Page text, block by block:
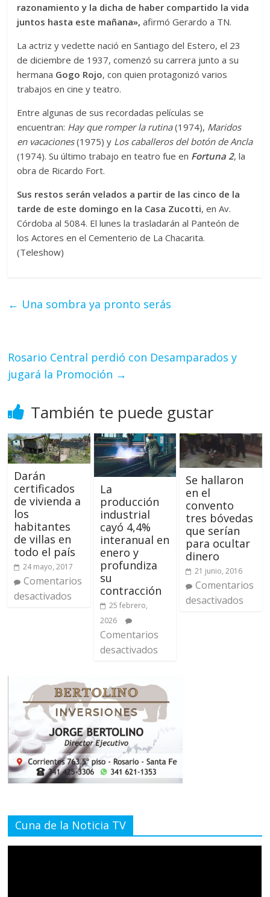
razonamiento y la dicha de haber compartido la vida
juntos hasta este mañana», afirmó Gerardo a TN.
La actriz y vedette nació en Santiago del Estero, el 23
de diciembre de 1937, comenzó su carrera junto a su
hermana Gogo Rojo, con quien protagonizó varios
trabajos en cine y teatro.
Entre algunas de sus recordadas películas se
encuentran: Hay que romper la rutina(1974), Maridos
en vacaciones(1975) y Los caballeros del botón de Ancla
(1974). Su último trabajo en teatro fue en Fortuna 2, la
obra de Ricardo Fort.
Sus restos serán velados a partir de las cinco de la
tarde de este domingo en la Casa Zucotti, en Av.
Córdoba al 5084. El lunes la trasladarán al Panteón de
los Actores en el Cementerio de La Chacarita.
(Teleshow)
← Una sombra ya pronto serás
Rosario Central perdió con Desamparados y
jugará la Promoción →
También te puede gustar
Darán
certificados
de vivienda a
los
habitantes
de villas en
todo el país
24 mayo, 2017
Comentarios
desactivados
La
producción
industrial
cayó 4,4%
interanual en
enero y
profundiza
su
contracción
25 febrero,
2026
Comentarios
desactivados
Se hallaron
en el
convento
tres bóvedas
que serían
para ocultar
dinero
21 junio, 2016
Comentarios
desactivados
Cuna de la Noticia TV